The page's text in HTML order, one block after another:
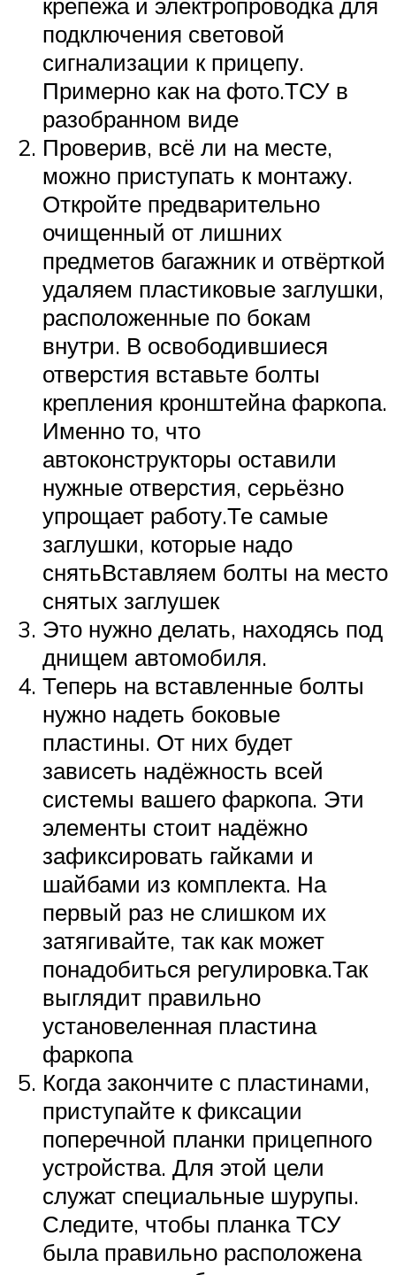
подключения световой
сигнализации к прицепу.
Примерно как на фото.ТСУ в
разобранном виде
Проверив, всё ли на месте,
можно приступать к монтажу.
Откройте предварительно
очищенный от лишних
предметов багажник и отвёрткой
удаляем пластиковые заглушки,
расположенные по бокам
внутри. В освободившиеся
отверстия вставьте болты
крепления кронштейна фаркопа.
Именно то, что
автоконструкторы оставили
нужные отверстия, серьёзно
упрощает работу.Те самые
заглушки, которые надо
снятьВставляем болты на место
снятых заглушек
Это нужно делать, находясь под
днищем автомобиля.
Теперь на вставленные болты
нужно надеть боковые
пластины. От них будет
зависеть надёжность всей
системы вашего фаркопа. Эти
элементы стоит надёжно
зафиксировать гайками и
шайбами из комплекта. На
первый раз не слишком их
затягивайте, так как может
понадобиться регулировка.Так
выглядит правильно
установеленная пластина
фаркопа
Когда закончите с пластинами,
приступайте к фиксации
поперечной планки прицепного
устройства. Для этой цели
служат специальные шурупы.
Следите, чтобы планка ТСУ
была правильно расположена